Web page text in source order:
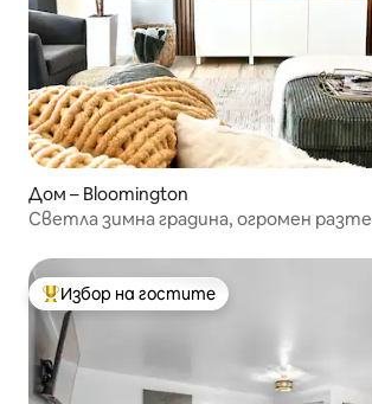
Дом – Bloomington
Светла зимна градина, огромен
Най-популярен избор на гостите
Избор на гостите